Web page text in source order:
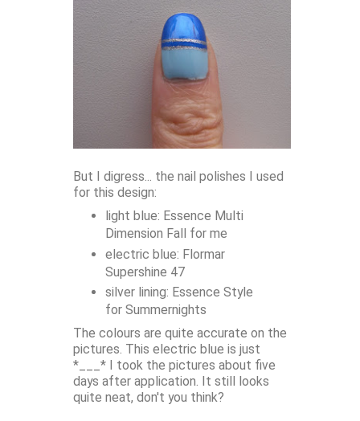
But I digress... the nail polishes I used
for this design:
light blue: Essence Multi
Dimension Fall for me
electric blue: Flormar
Supershine 47
silver lining: Essence Style
for Summernights
The colours are quite accurate on the
pictures. This electric blue is just
*___* I took the pictures about five
days after application. It still looks
quite neat, don't you think?